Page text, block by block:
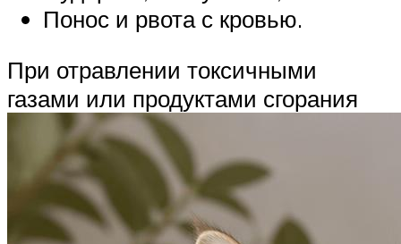
Понос и рвота с кровью.
При отравлении токсичными
газами или продуктами сгорания